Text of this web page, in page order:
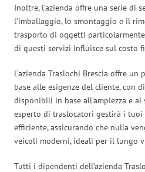
Inoltre, l’azienda offre una serie di
l’imballaggio, lo smontaggio e il
trasporto di oggetti
di questi servizi influisce sul costo
L’azienda Traslochi Brescia offre
base alle esigenze del cliente, con
disponibili in base all’ampiezza e
esperto di traslocatori gestirà i
efficiente, assicurando che nulla
veicoli moderni, ideali per il lungo
Tutti i dipendenti dell’azienda